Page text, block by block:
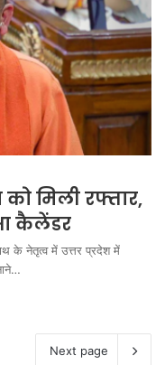
को मिली रफ्तार,
कैलेंडर
के नेतृत्व में उत्तर प्रदेश में
Next page